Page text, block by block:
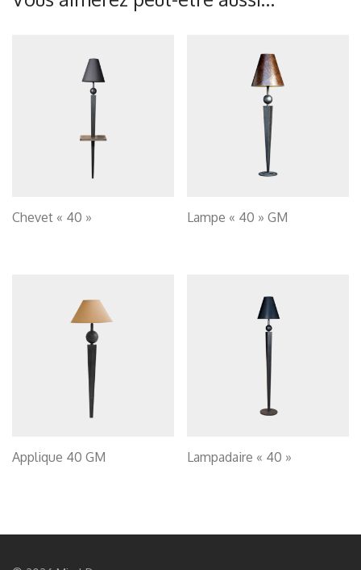
Chevet « 40 » Lampe « 40 » GM
Applique 40 GM Lampadaire « 40 »